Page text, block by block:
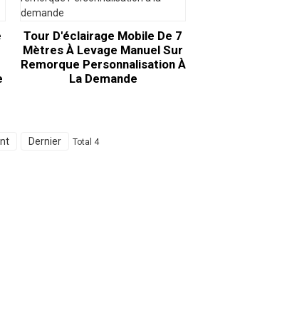
Tour D'éclairage Mobile De 7
Mètres À Levage Manuel Sur
Remorque Personnalisation À
La Demande
Dernier Total 4